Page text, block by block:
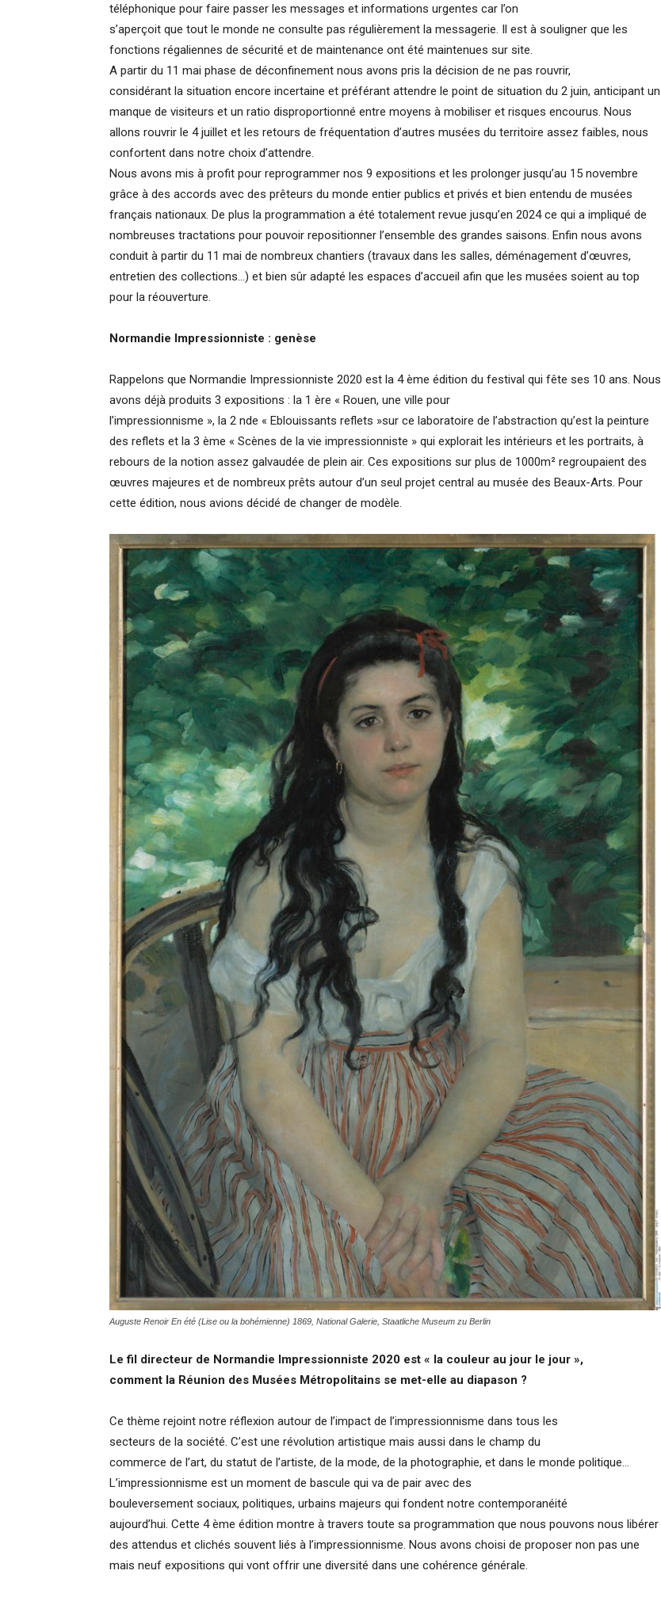
téléphonique pour faire passer les messages et informations urgentes car l’on
s’aperçoit que tout le monde ne consulte pas régulièrement la messagerie. Il est à souligner que les
fonctions régaliennes de sécurité et de maintenance ont été maintenues sur site.
A partir du 11 mai phase de déconfinement nous avons pris la décision de ne pas rouvrir,
considérant la situation encore incertaine et préférant attendre le point de situation du 2 juin, anticipant un
manque de visiteurs et un ratio disproportionné entre moyens à mobiliser et risques encourus. Nous
allons rouvrir le 4 juillet et les retours de fréquentation d’autres musées du territoire assez faibles, nous
confortent dans notre choix d’attendre.
Nous avons mis à profit pour reprogrammer nos 9 expositions et les prolonger jusqu’au 15 novembre
grâce à des accords avec des prêteurs du monde entier publics et privés et bien entendu de musées
français nationaux. De plus la programmation a été totalement revue jusqu’en 2024 ce qui a impliqué de
nombreuses tractations pour pouvoir repositionner l’ensemble des grandes saisons. Enfin nous avons
conduit à partir du 11 mai de nombreux chantiers (travaux dans les salles, déménagement d’œuvres,
entretien des collections…) et bien sûr adapté les espaces d’accueil afin que les musées soient au top
pour la réouverture.
Normandie Impressionniste : genèse
Rappelons que Normandie Impressionniste 2020 est la 4 ème édition du festival qui fête ses 10 ans. Nous
avons déjà produits 3 expositions : la 1 ère « Rouen, une ville pour
l’impressionnisme », la 2 nde « Eblouissants reflets »sur ce laboratoire de l’abstraction qu’est la peinture
des reflets et la 3 ème « Scènes de la vie impressionniste » qui explorait les intérieurs et les portraits, à
rebours de la notion assez galvaudée de plein air. Ces expositions sur plus de 1000m² regroupaient des
œuvres majeures et de nombreux prêts autour d’un seul projet central au musée des Beaux-Arts. Pour
cette édition, nous avions décidé de changer de modèle.
Auguste Renoir En été (Lise ou la bohémienne) 1869, National Galerie, Staatliche Museum zu Berlin
Le fil directeur de Normandie Impressionniste 2020 est « la couleur au jour le jour »,
comment la Réunion des Musées Métropolitains se met-elle au diapason ?
Ce thème rejoint notre réflexion autour de l’impact de l’impressionnisme dans tous les
secteurs de la société. C’est une révolution artistique mais aussi dans le champ du
commerce de l’art, du statut de l’artiste, de la mode, de la photographie, et dans le monde politique…
L’impressionnisme est un moment de bascule qui va de pair avec des
bouleversement sociaux, politiques, urbains majeurs qui fondent notre contemporanéité
aujourd’hui. Cette 4 ème édition montre à travers toute sa programmation que nous pouvons nous libérer
des attendus et clichés souvent liés à l’impressionnisme. Nous avons choisi de proposer non pas une
mais neuf expositions qui vont offrir une diversité dans une cohérence générale.